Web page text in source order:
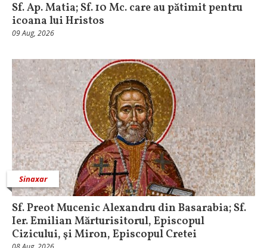
Sf. Ap. Matia; Sf. 10 Mc. care au pătimit pentru
icoana lui Hristos
09 Aug, 2026
Sinaxar
Sf. Preot Mucenic Alexandru din Basarabia; Sf.
Ier. Emilian Mărturisitorul, Episcopul
Cizicului, şi Miron, Episcopul Cretei